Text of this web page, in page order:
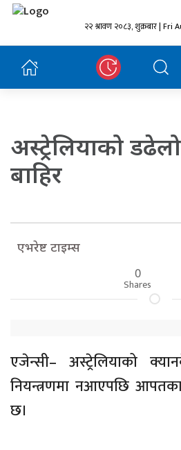
२२ श्रावण २०८३, शुक्रबार | Fri
अस्ट्रेलियाको डढेलो
बाहिर
एभरेष्ट टाइम्स
0
Shares
एजेन्सी– अस्ट्रेलियाको
नियन्त्रणमा नआएपछि
छ।